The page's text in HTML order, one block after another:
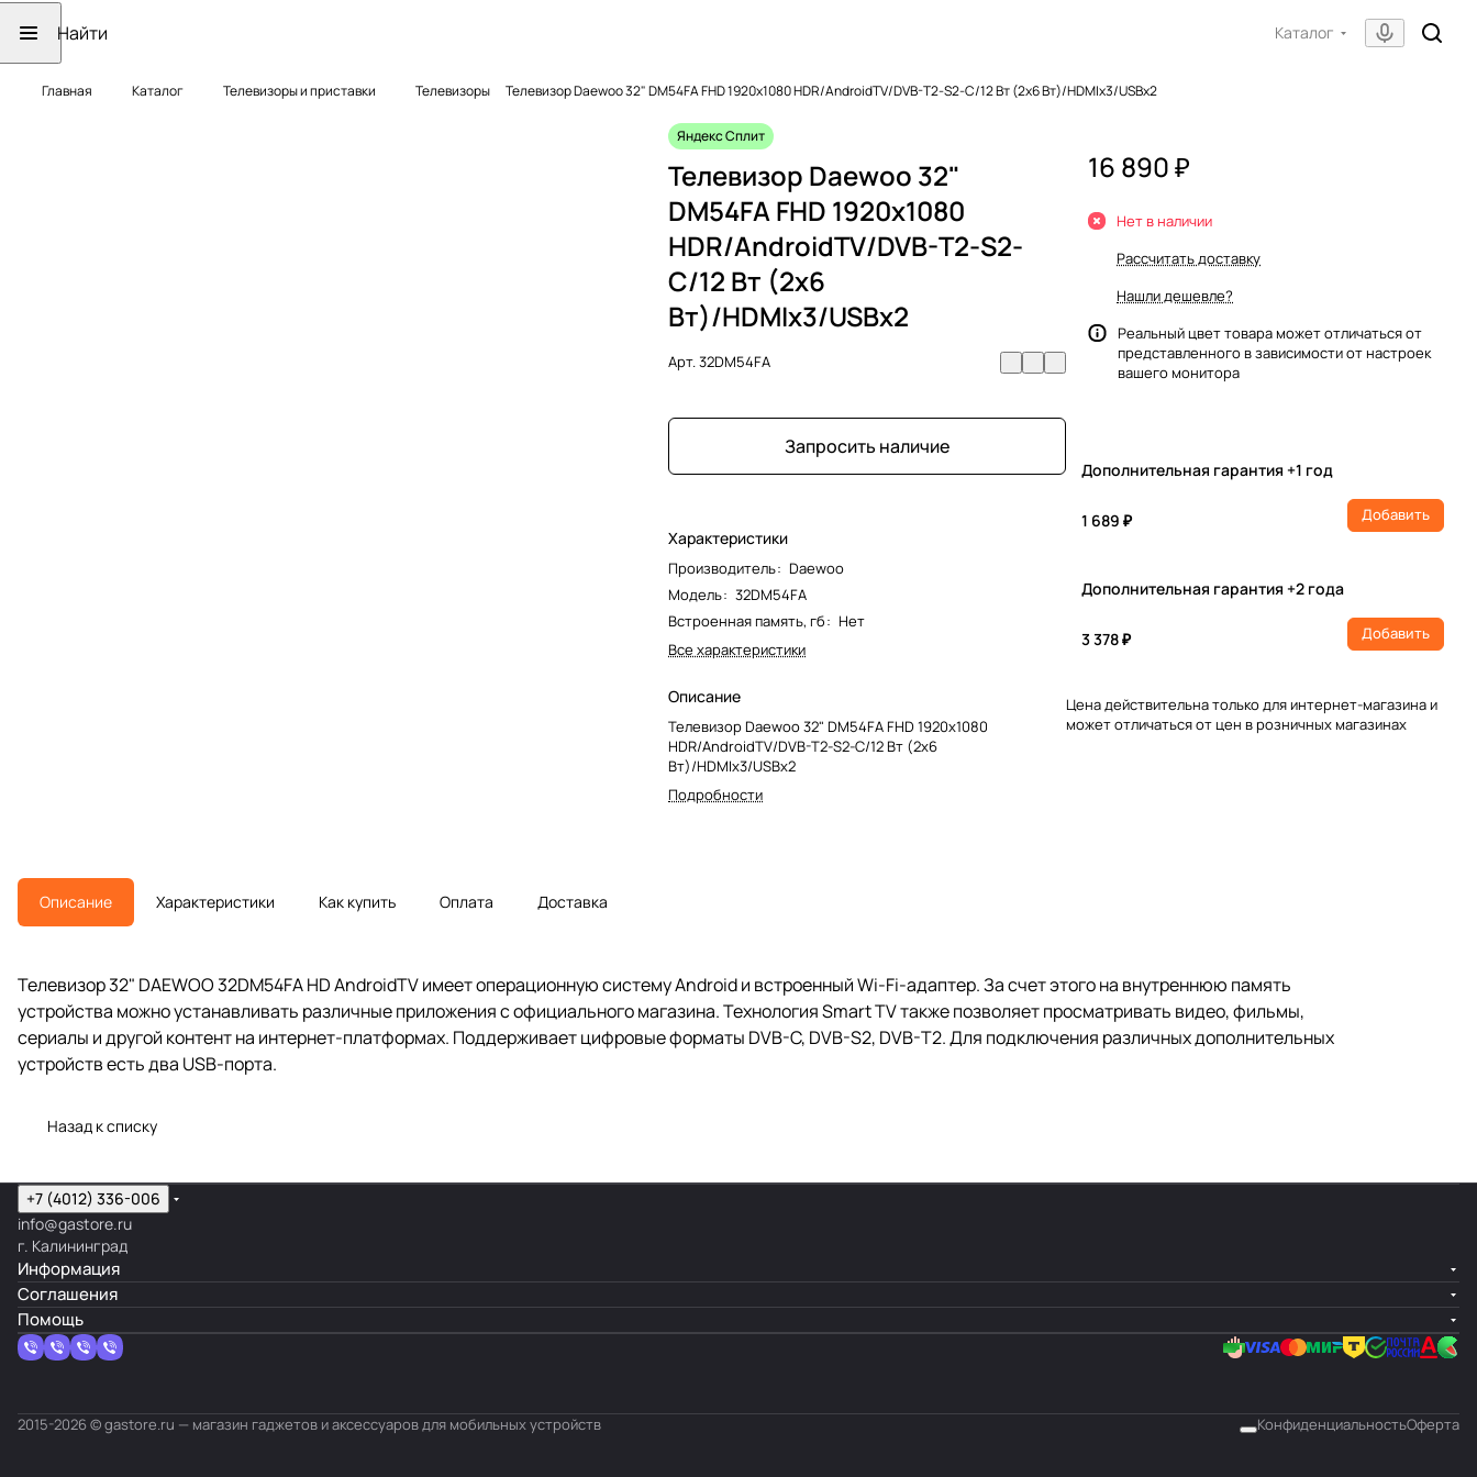
Каталог
Главная Каталог Телевизоры и приставки Телевизоры Телевизор Daewoo 32" DM54FA FHD 1920х1080 HDR/AndroidTV/DVB-T2-S2-C/12 Вт (2x6 Вт)/HDMIх3/USBх2
Яндекс Сплит
Телевизор Daewoo 32"
DM54FA FHD 1920х1080
HDR/AndroidTV/DVB-T2-S2-
C/12 Вт (2x6
Вт)/HDMIх3/USBх2
Арт.32DM54FA
Запросить наличие
Характеристики
Производитель: Daewoo
Модель: 32DM54FA
Встроенная память, гб: Нет
Все характеристики
Описание
Телевизор Daewoo 32" DM54FA FHD 1920х1080
HDR/AndroidTV/DVB-T2-S2-C/12 Вт (2x6
Вт)/HDMIх3/USBх2
Подробности
16 890 ₽
Нет в наличии
Рассчитать доставку
Нашли дешевле?
Реальный цвет товара может отличаться от
представленного в зависимости от настроек
вашего монитора
Дополнительная гарантия +1 год
1 689 ₽ Добавить
Дополнительная гарантия +2 года
3 378 ₽ Добавить
Цена действительна только для интернет-магазина и
может отличаться от цен в розничных магазинах
Описание Характеристики Как купить Оплата Доставка
Телевизор 32" DAEWOO 32DM54FA HD AndroidTV имеет операционную систему Android и встроенный Wi-Fi-адаптер. За счет этого на внутреннюю память
устройства можно устанавливать различные приложения с официального магазина. Технология Smart TV также позволяет просматривать видео, фильмы,
сериалы и другой контент на интернет-платформах. Поддерживает цифровые форматы DVB-C, DVB-S2, DVB-T2. Для подключения различных дополнительных
устройств есть два USB-порта.
Назад к списку
+7 (4012) 336-006
info@gastore.ru
г. Калининград
Информация
Соглашения
Помощь
2015-2026 © gastore.ru — магазин гаджетов и аксессуаров для мобильных устройств КонфиденциальностьОферта